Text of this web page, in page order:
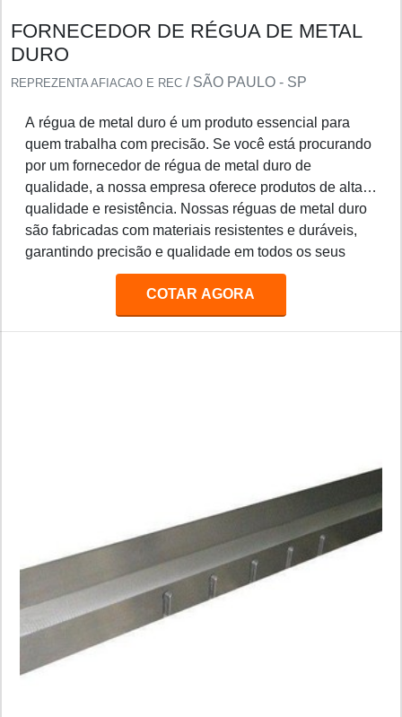
FORNECEDOR DE RÉGUA DE METAL
DURO
REPREZENTA AFIACAO E REC / SÃO PAULO - SP
A régua de metal duro é um produto essencial para
quem trabalha com precisão. Se você está procurando
por um fornecedor de régua de metal duro de
qualidade, a nossa empresa oferece produtos de alta
qualidade e resistência. Nossas réguas de metal duro
são fabricadas com materiais resistentes e duráveis,
garantindo precisão e qualidade em todos os seus
projetos. Além disso, oferecemos preços competitivos
e entrega rápida para todos os nossos clientes.
COTAR AGORA